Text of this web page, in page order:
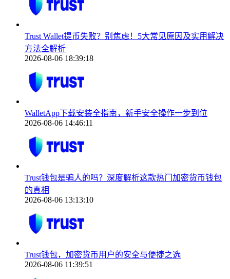
Trust Wallet提币失败？别焦虑！5大常见原因及实用解决
方法全解析
2026-08-06 18:39:18
WalletApp下载安装全指南，新手安全操作一步到位
2026-08-06 14:46:11
Trust钱包是骗人的吗？深度解析这款热门加密货币钱包
的真相
2026-08-06 13:13:10
Trust钱包，加密货币用户的安全与便捷之选
2026-08-06 11:39:51